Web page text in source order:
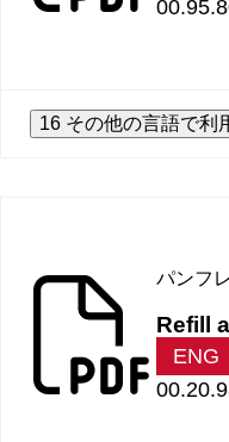
16 その他の言語で利
パンフ
Refill
ENG